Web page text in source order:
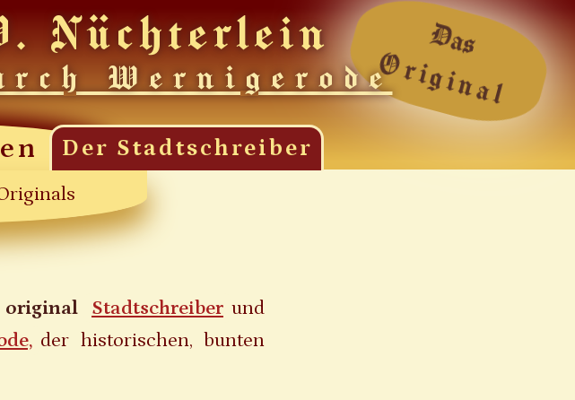
Das
Original
Der Stadtschreiber
Nüchterlein
Wernigerode
original Stadtschreiber und
der historischen, bunten